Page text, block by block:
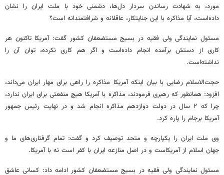
مورد، به شهادت رساندن سردار دل‌ها، دشمنی خود با ملت ایران را نشان
داده‌است، آیا مذاکره با این جنایتکار، عاقلانه و شرافتمندانه است؟
مسئول نمایندگی ولی فقیه در بسیج مستضعفان کشور گفت: آمریکا تاکنون هر
کاری از دستش برآمده انجام داده‌است و اگر هم کاری نکرده، توان آن را
نداشته‌است.
حجت‌الاسلام رضایی با بیان اینکه آمریکا مذاکره را راهی برای مهار ایران می‌داند،
افزود: همانطور که رهبری فرمودند، مذاکره با آمریکا هیچ منفعتی برای ایران ندارد،
چرا که ۲ سال در دولت دوازدهم مذاکره انجام شد و در نهایت رئیس جمهور
آمریکا برجام را پاره کرد.
وی ملت ایران را یکپارچه و متحد توصیف کرد و گفت: تمام گرفتاری‌های ما و
جهان اسلام از آمریکاست و در اصل منازعه ایران با کفر است نه با آمریکا.
مسئول نمایندگی ولی فقیه در بسیج مستضعفان کشور ادامه داد: کسانی عاشق